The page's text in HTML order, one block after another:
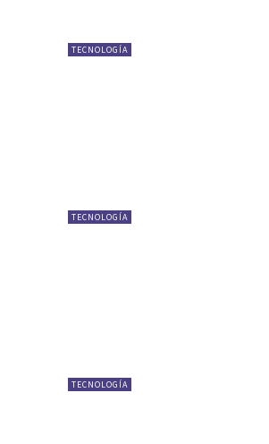
TECNOLOGÍA
TECNOLOGÍA
TECNOLOGÍA